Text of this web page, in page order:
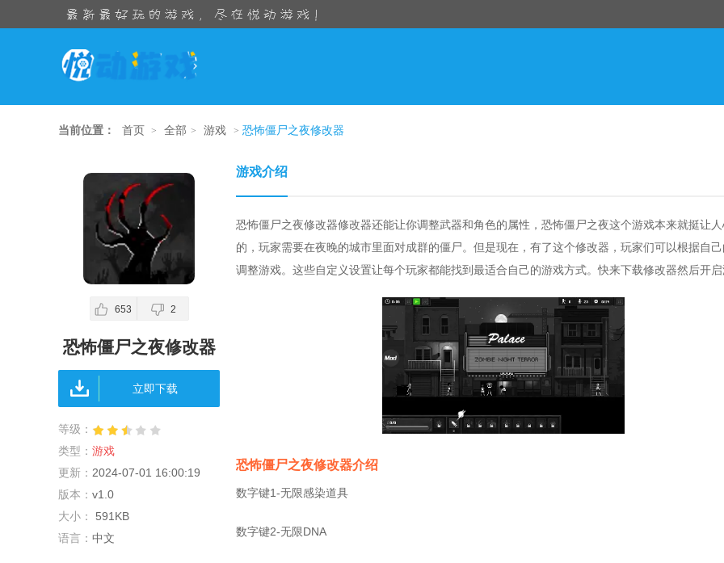
当前位置： 首页 > 全部 > 游戏 > 恐怖僵尸之夜修改器
653 2
恐怖僵尸之夜修改器
立即下载
等级：
类型： 游戏
更新： 2024-07-01 16:00:19
版本： v1.0
大小： 591KB
语言： 中文
游戏介绍
恐怖僵尸之夜修改器修改器还能让你调整武器和角色的属性，恐怖僵尸之夜这个游戏本来就挺让
的，玩家需要在夜晚的城市里面对成群的僵尸。但是现在，有了这个修改器，玩家们可以根据自
调整游戏。这些自定义设置让每个玩家都能找到最适合自己的游戏方式。快来下载修改器然后开
恐怖僵尸之夜修改器介绍
数字键1-无限感染道具
数字键2-无限DNA